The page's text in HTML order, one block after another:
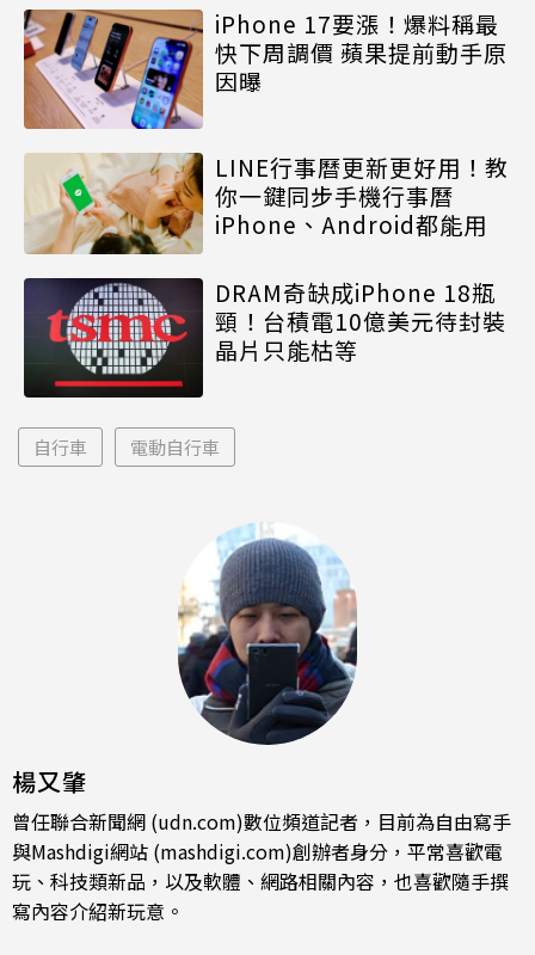
iPhone 17要漲！爆料稱最
快下周調價 蘋果提前動手原
因曝
LINE行事曆更新更好用！教
你一鍵同步手機行事曆
iPhone、Android都能用
DRAM奇缺成iPhone 18瓶
頸！台積電10億美元待封裝
晶片只能枯等
自行車 電動自行車
楊又肇
曾任聯合新聞網 (udn.com)數位頻道記者，目前為自由寫手
與Mashdigi網站 (mashdigi.com)創辦者身分，平常喜歡電
玩、科技類新品，以及軟體、網路相關內容，也喜歡隨手撰
寫內容介紹新玩意。